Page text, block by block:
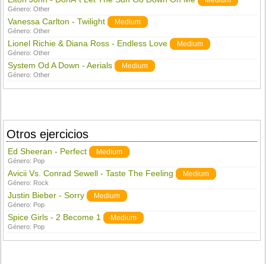
Género:Other
Vanessa Carlton - Twilight Medium
Género:Other
Lionel Richie & Diana Ross - Endless Love Medium
Género:Other
System Od A Down - Aerials Medium
Género:Other
Otros ejercicios
Ed Sheeran - Perfect Medium
Género: Pop
Avicii Vs. Conrad Sewell - Taste The Feeling Medium
Género: Rock
Justin Bieber - Sorry Medium
Género: Pop
Spice Girls - 2 Become 1 Medium
Género: Pop